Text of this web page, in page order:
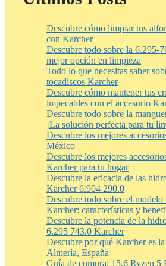
Descubre cómo limpiar tus
con Karcher
Descubre todo sobre la 6.295-
mejor opción en limpieza
Todo lo que necesitas saber
tocadiscos Karcher
Descubre cómo mantener tus
impecables con el accesorio
Descubre todo sobre la
¡La solución perfecta para tu
Descubre los mejores
México
Descubre los mejores
Karcher para tu hogar
Descubre la eficacia de las
Karcher 6.904 290.0
Descubre todo sobre el
Karcher: características y
Descubre la potencia de la
6.295 743.0 Karcher
Descubre por qué Karcher es
Almería, España
Guía de compra: 15.6 Ryzen 5